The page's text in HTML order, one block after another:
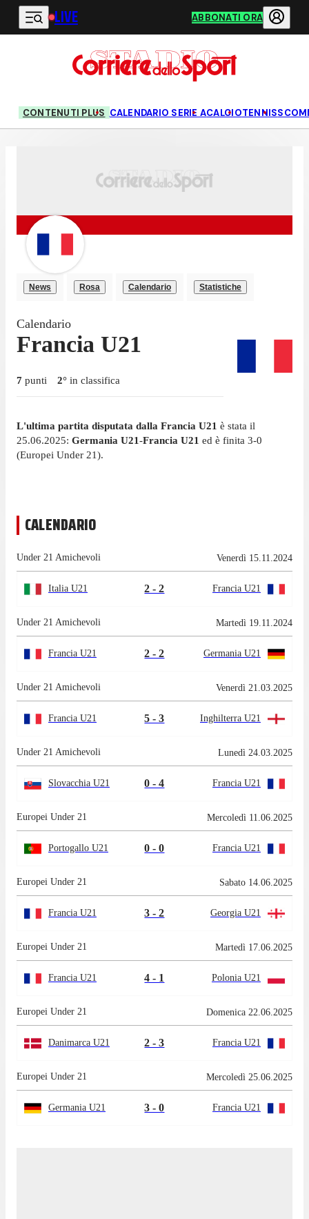
Vai al contenuto principale
LIVE ABBONATI ORA
CONTENUTI PLUS CALENDARIO SERIE ACALCIOTENNIS
News Rosa Calendario Statistiche
Calendario
Francia U21
7 punti 2° in classifica
L'ultima partita disputata dalla Francia U21 è stata il
25.06.2025: Germania U21-Francia U21 ed è finita 3-0
(Europei Under 21).
CALENDARIO
Under 21 Amichevoli Venerdì 15.11.2024
Italia U21 2 - 2 Francia U21
Under 21 Amichevoli Martedì 19.11.2024
Francia U21 2 - 2 Germania U21
Under 21 Amichevoli Venerdì 21.03.2025
Francia U21 5 - 3 Inghilterra U21
Under 21 Amichevoli Lunedì 24.03.2025
Slovacchia U21 0 - 4 Francia U21
Europei Under 21 Mercoledì 11.06.2025
Portogallo U21 0 - 0 Francia U21
Europei Under 21 Sabato 14.06.2025
Francia U21 3 - 2 Georgia U21
Europei Under 21 Martedì 17.06.2025
Francia U21 4 - 1 Polonia U21
Europei Under 21 Domenica 22.06.2025
Danimarca U21 2 - 3 Francia U21
Europei Under 21 Mercoledì 25.06.2025
Germania U21 3 - 0 Francia U21